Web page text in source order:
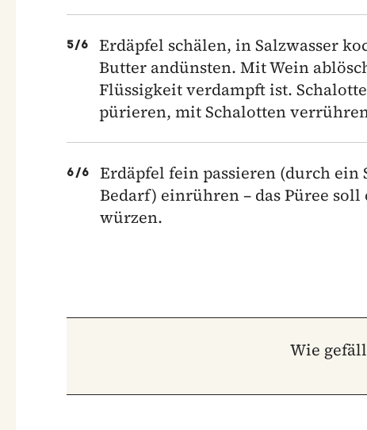
5/6
Erdäpfel schälen, in Salzwasser
Butter andünsten. Mit Wein
Flüssigkeit verdampft ist.
pürieren, mit Schalotten
6/6
Erdäpfel fein passieren (durch
Bedarf) einrühren – das Püree
würzen.
Wie